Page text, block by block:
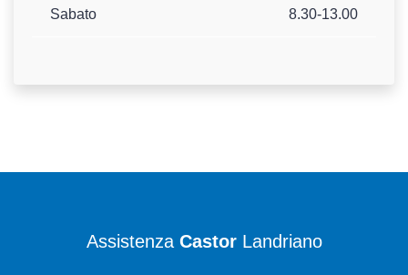
Sabato 8.30-13.00
Assistenza CastorLandriano